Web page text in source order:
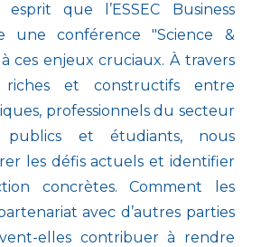
que l’ESSEC Business
une conférence "Science &
ces enjeux cruciaux. À travers
riches et constructifs entre
professionnels du secteur
publics et étudiants, nous
les défis actuels et identifier
concrètes. Comment les
avec d’autres parties
elles contribuer à rendre